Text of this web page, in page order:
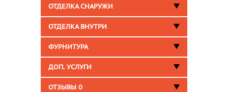
ОТДЕЛКА СНАРУЖИ
ОТДЕЛКА ВНУТРИ
ФУРНИТУРА
ДОП. УСЛУГИ
ОТЗЫВЫ 0